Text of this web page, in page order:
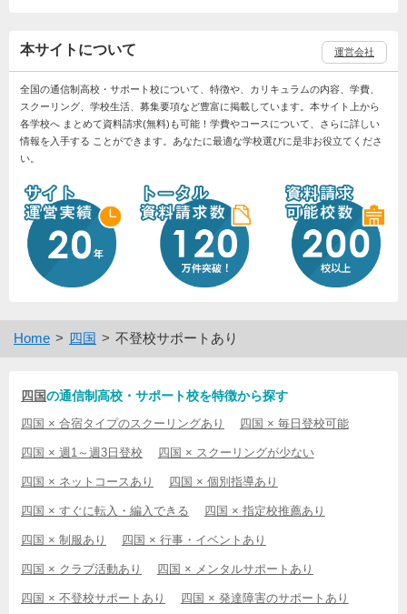
本サイトについて 運営会社
全国の通信制高校・サポート校について、特徴や、カリキュラムの内容、学費、
スクーリング、学校生活、募集要項など豊富に掲載しています。本サイト上から
各学校へ まとめて資料請求(無料)も可能！学費やコースについて、さらに詳しい
情報を入手する ことができます。あなたに最適な学校選びに是非お役立てくださ
い。
Home 四国 不登校サポートあり
四国の通信制高校・サポート校を特徴から探す
四国 × 合宿タイプのスクーリングあり 四国 × 毎日登校可能
四国 × 週1～週3日登校 四国 × スクーリングが少ない
四国 × ネットコースあり 四国 × 個別指導あり
四国 × すぐに転入・編入できる 四国 × 指定校推薦あり
四国 × 制服あり 四国 × 行事・イベントあり
四国 × クラブ活動あり 四国 × メンタルサポートあり
四国 × 不登校サポートあり 四国 × 発達障害のサポートあり